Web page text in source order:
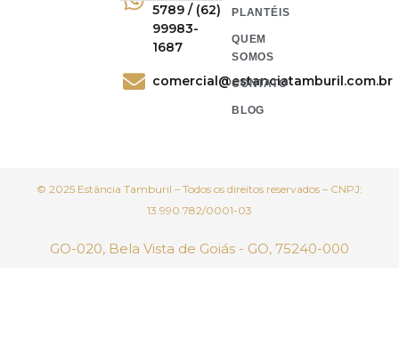
5789 / (62)
99983-
1687
comercial@estanciatamburil.com.br
PLANTÉIS
QUEM
SOMOS
CONTATO
BLOG
© 2025 Estância Tamburil – Todos os direitos reservados – CNPJ:
13.990.782/0001-03
GO-020, Bela Vista de Goiás - GO, 75240-000